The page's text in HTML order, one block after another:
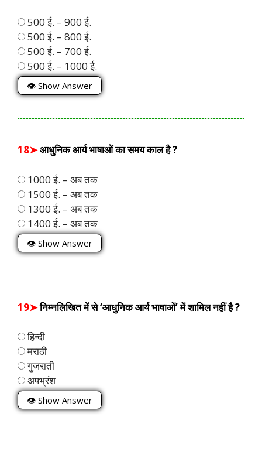
500 ई. – 900 ई.
500 ई. – 800 ई.
500 ई. – 700 ई.
500 ई. – 1000 ई.
👁 Show Answer
18➤आधुनिक आर्य भाषाओं का समय काल है ?
1000 ई. – अब तक
1500 ई. – अब तक
1300 ई. – अब तक
1400 ई. – अब तक
👁 Show Answer
19➤निम्नलिखित में से ‘आधुनिक आर्य भाषाओं’ में शामिल नहीं है ?
हिन्दी
मराठी
गुजराती
अपभ्रंश
👁 Show Answer